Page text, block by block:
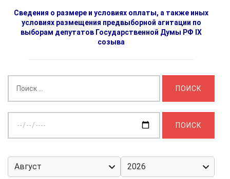
Сведения о размере и условиях оплаты, а также иных
условиях размещения предвыборной агитации по
выборам депутатов Государственной Думы РФ IX
созыва
дату: